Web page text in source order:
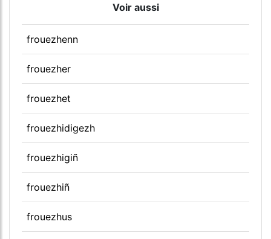
Voir aussi
frouezhenn
frouezher
frouezhet
frouezhidigezh
frouezhigiñ
frouezhiñ
frouezhus